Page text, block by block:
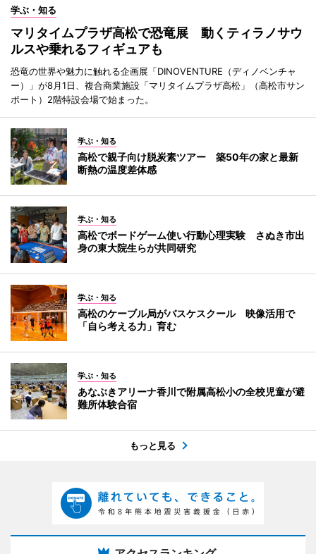
学ぶ・知る
マリタイムプラザ高松で恐竜展 動くティラノサウ
ルスや乗れるフィギュアも
恐竜の世界や魅力に触れる企画展「DINOVENTURE（ディノベンチャ
ー）」が8月1日、複合商業施設「マリタイムプラザ高松」（高松市サン
ポート）2階特設会場で始まった。
学ぶ・知る
高松で親子向け脱炭素ツアー 築50年の家と最新
断熱の温度差体感
学ぶ・知る
高松でボードゲーム使い行動心理実験 さぬき市出
身の東大院生らが共同研究
学ぶ・知る
高松のケーブル局がバスケスクール 映像活用で
「自ら考える力」育む
学ぶ・知る
あなぶきアリーナ香川で附属高松小の全校児童が避
難所体験合宿
もっと見る